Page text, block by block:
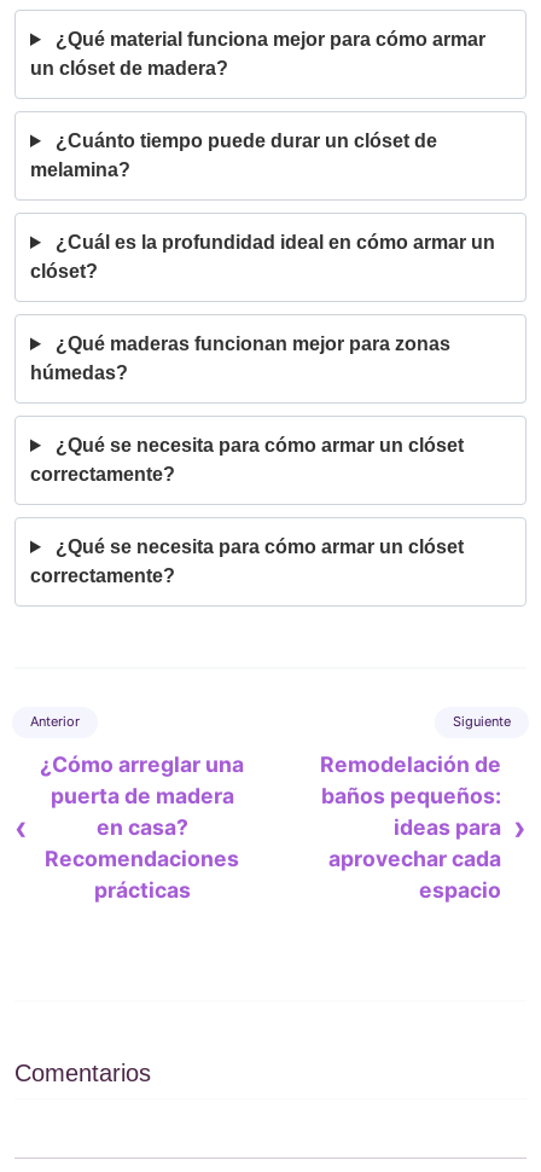
¿Qué material funciona mejor para cómo armar
un clóset de madera?
¿Cuánto tiempo puede durar un clóset de
melamina?
¿Cuál es la profundidad ideal en cómo armar un
clóset?
¿Qué maderas funcionan mejor para zonas
húmedas?
¿Qué se necesita para cómo armar un clóset
correctamente?
¿Qué se necesita para cómo armar un clóset
correctamente?
‹
¿Cómo arreglar una
puerta de madera
en casa?
Recomendaciones
prácticas
Remodelación de
baños pequeños:
ideas para
aprovechar cada
espacio
›
Comentarios